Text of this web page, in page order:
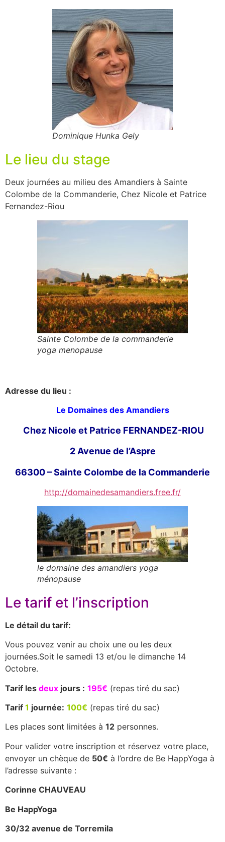
Dominique Hunka Gely
Le lieu du stage
Deux journées au milieu des Amandiers à Sainte
Colombe de la Commanderie, Chez Nicole et Patrice
Fernandez-Riou
Sainte Colombe de la commanderie
yoga menopause
Adresse du lieu :
Le Domaines des Amandiers
Chez Nicole et Patrice FERNANDEZ-RIOU
2 Avenue de l’Aspre
66300 – Sainte Colombe de la Commanderie
http://domainedesamandiers.free.fr/
le domaine des amandiers yoga
ménopause
Le tarif et l’inscription
Le détail du tarif:
Vous pouvez venir au choix une ou les deux
journées.Soit le samedi 13 et/ou le dimanche 14
Octobre.
Tarif les deux jours : 195€ (repas tiré du sac)
Tarif 1 journée: 100€ (repas tiré du sac)
Les places sont limitées à 12 personnes.
Pour valider votre inscription et réservez votre place,
envoyer un chèque de 50€ à l’ordre de Be HappYoga à
l’adresse suivante :
Corinne CHAUVEAU
Be HappYoga
30/32 avenue de Torremila